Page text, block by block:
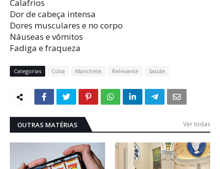
Calafrios
Dor de cabeça intensa
Dores musculares e no corpo
Náuseas e vômitos
Fadiga e fraqueza
Categorias Cotia Manchete Relevante Saúde
OUTRAS MATÉRIAS Ver todas